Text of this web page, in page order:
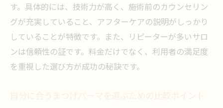
す。具体的には、技術力が高く、施術前のカウンセリン
グが充実していること、アフターケアの説明がしっかり
していることが特徴です。また、リピーターが多いサロ
ンは信頼性の証です。料金だけでなく、利用者の満足度
を重視した選び方が成功の秘訣です。
自分に合うまつげパーマを選ぶための比較ポイント